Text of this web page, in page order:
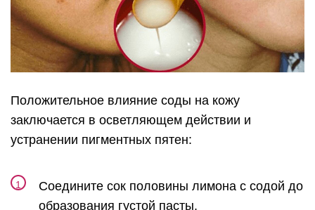
Положительное влияние соды на кожу
заключается в осветляющем действии и
устранении пигментных пятен:
Соедините сок половины лимона с содой до
образования густой пасты.